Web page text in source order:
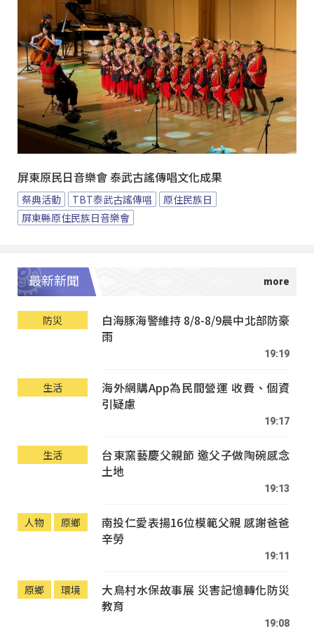
屏東原民日音樂會 泰武古謠傳唱文化成果
祭典活動 TBT泰武古謠傳唱
原住民族日
屏東縣原住民族日音樂會
最新新聞
防災
白海豚海警維持 8/8-8/9晨中北部防豪
雨
19:19
生活
海外網購App為民間營運 收費、個資
引疑慮
19:17
生活
台東窯藝慶父親節 邀父子做陶碗感念
土地
19:13
人物 原鄉
南投仁愛表揚16位模範父親 感謝爸爸
辛勞
19:11
原鄉 環境
大鳥村水保故事展 災害記憶轉化防災
教育
19:08